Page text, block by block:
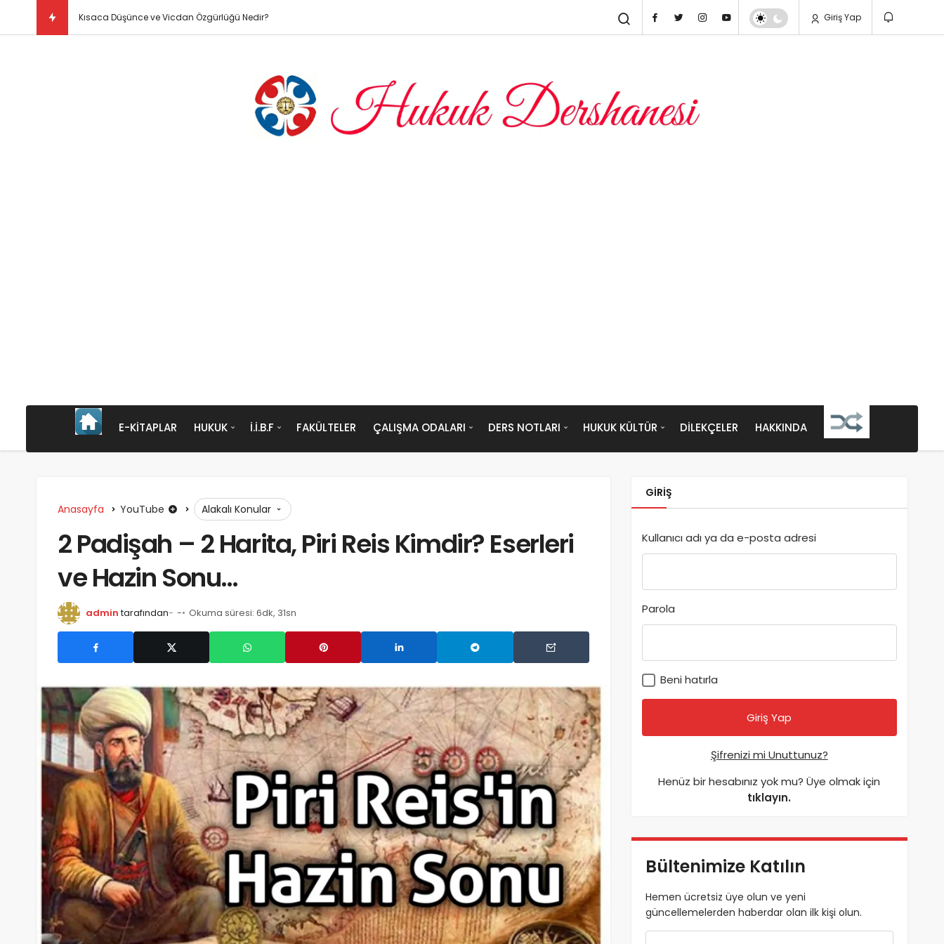
Kısaca Düşünce ve Vicdan Özgürlüğü Nedir? Giriş Yap
E-KITAPLAR HUKUK İ.İ.B.F FAKÜLTELER ÇALIŞMA ODALARI DERS NOTLARI HUKUK KÜLTÜR DILEKÇELER HAKKINDA
Anasayfa YouTube Alakalı Konular
2 Padişah – 2 Harita, Piri Reis Kimdir? Eserleri
ve Hazin Sonu…
admin tarafından - Okuma süresi: 6dk, 31sn
GIRIŞ
Kullanıcı adı ya da e-posta adresi
Parola
Beni hatırla
Şifrenizi mi Unuttunuz?
Henüz bir hesabınız yok mu? Üye olmak için
tıklayın.
Bültenimize Katılın
Hemen ücretsiz üye olun ve yeni
güncellemelerden haberdar olan ilk kişi olun.